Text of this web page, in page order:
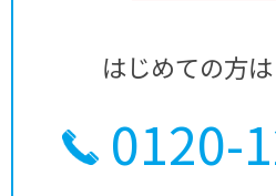
はじめての方
0120-